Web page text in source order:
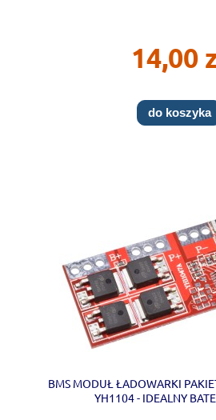
14,00
do koszyka
BMS MODUŁ ŁADOWARKI
YH1104 - IDEALNY